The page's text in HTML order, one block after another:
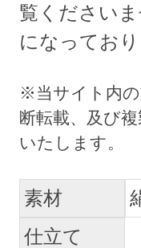
覧ください
になっており
素材
仕立て